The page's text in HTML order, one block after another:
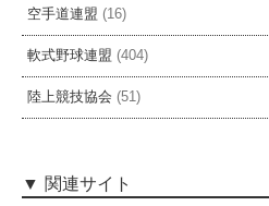
空手道連盟 (16)
軟式野球連盟 (404)
陸上競技協会 (51)
関連サイト